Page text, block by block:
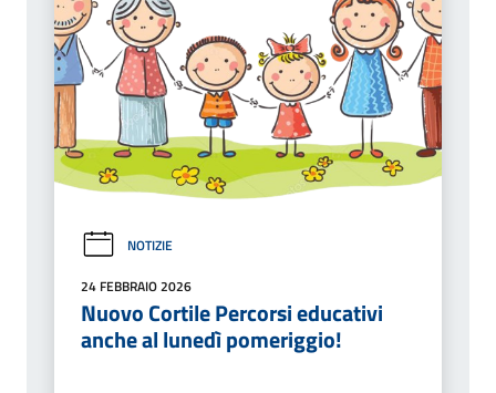
NOTIZIE
24 FEBBRAIO 2026
Nuovo Cortile Percorsi educativi
anche al lunedì pomeriggio!